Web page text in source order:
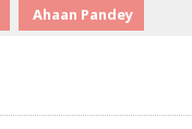
Ahaan Pandey